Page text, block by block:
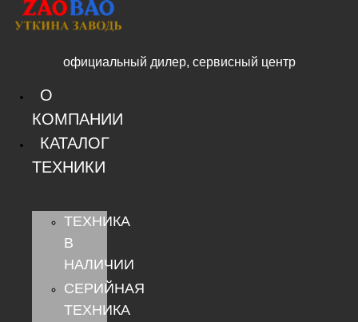
Перейти
официальный дилер, сервисный центр
О
КОМПАНИИ
КАТАЛОГ
ТЕХНИКИ
ТЕХНИКА
В
НАЛИЧИИ
СЕРИЙНАЯ
ТЕХНИКА